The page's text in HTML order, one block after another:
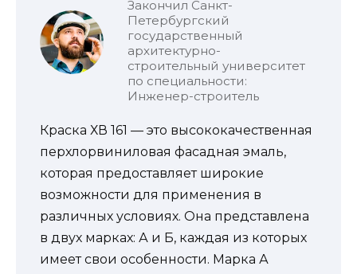
Закончил Санкт-
Петербургский
государственный
архитектурно-
строительный университет
по специальности:
Инженер-строитель
Краска ХВ 161 — это высококачественная
перхлорвиниловая фасадная эмаль,
которая предоставляет широкие
возможности для применения в
различных условиях. Она представлена
в двух марках: А и Б, каждая из которых
имеет свои особенности. Марка А